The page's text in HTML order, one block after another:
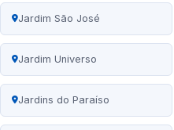
Jardim São José
Jardim Universo
Jardins do Paraíso